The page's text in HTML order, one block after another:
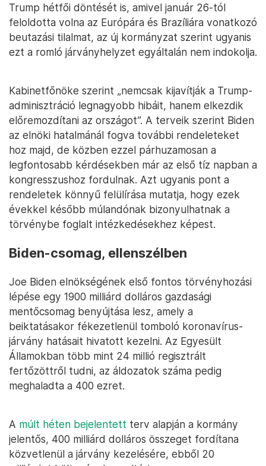
Trump hétfői döntését is, amivel január 26-tól
feloldotta volna az Európára és Brazíliára vonatkozó
beutazási tilalmat, az új kormányzat szerint ugyanis
ezt a romló járványhelyzet egyáltalán nem indokolja.
Kabinetfőnöke szerint „nemcsak kijavítják a Trump-
adminisztráció legnagyobb hibáit, hanem elkezdik
előremozdítani az országot”. A terveik szerint Biden
az elnöki hatalmánál fogva további rendeleteket
hoz majd, de közben ezzel párhuzamosan a
legfontosabb kérdésekben már az első tíz napban a
kongresszushoz fordulnak. Azt ugyanis pont a
rendeletek könnyű felülírása mutatja, hogy ezek
évekkel később múlandónak bizonyulhatnak a
törvénybe foglalt intézkedésekhez képest.
Biden-csomag, ellenszélben
Joe Biden elnökségének első fontos törvényhozási
lépése egy 1900 milliárd dolláros gazdasági
mentőcsomag benyújtása lesz, amely a
beiktatásakor fékezetlenül tomboló koronavírus-
járvány hatásait hivatott kezelni. Az Egyesült
Államokban több mint 24 millió regisztrált
fertőzöttről tudni, az áldozatok száma pedig
meghaladta a 400 ezret.
A múlt héten bejelentett terv alapján a kormány
jelentős, 400 milliárd dolláros összeget fordítana
közvetlenül a járvány kezelésére, ebből 20